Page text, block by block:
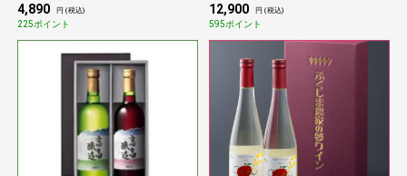
4,890 円 (税込)
225ポイント
12,900 円 (税込)
595ポイント